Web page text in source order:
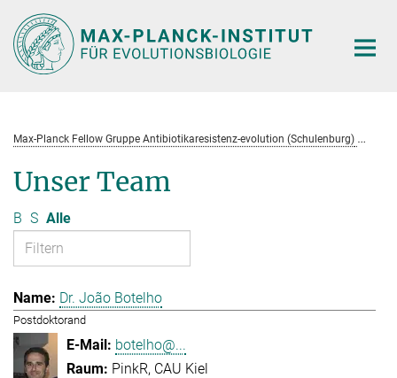
Hauptinhalt
Max-Planck Fellow Gruppe Antibiotikaresistenz-evolution (Schulenburg)
Unser Team
B S Alle
Dr. João Botelho
Postdoktorand
botelho@...
PinkR, CAU Kiel